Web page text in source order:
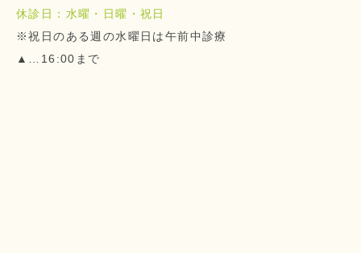
休診日：水曜・日曜・祝日
※祝日のある週の水曜日は午前中診療
▲…16:00まで